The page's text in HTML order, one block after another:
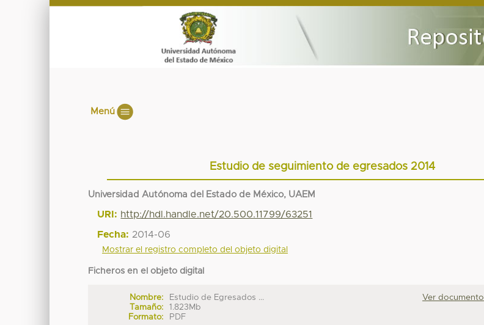
Menú
Estudio de seguimiento de egresados 2014
Universidad Autónoma del Estado de México, UAEM
URI: http://hdl.handle.net/20.500.11799/63251
Fecha: 2014-06
Mostrar el registro completo del objeto digital
Ficheros en el objeto digital
Nombre:
Estudio de Egresados ...
Tamaño:
1.823Mb
Formato:
PDF
Ver documento